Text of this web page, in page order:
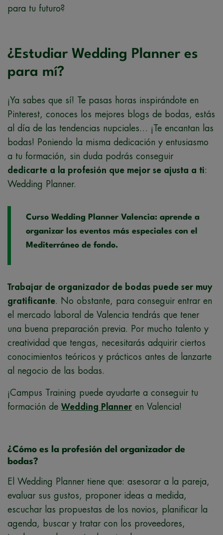
para tu futuro?
¿Estudiar Wedding Planner es
para mí?
¡Ya sabes que sí! Te pasas horas inspirándote en
Pinterest, conoces los mejores blogs de bodas, estás
al día de las tendencias nupciales… ¡Te encantan las
bodas! Poniendo la misma dedicación y entusiasmo
a tu formación, sin duda podrás conseguir
dedicarte a la profesión que mejor se ajusta a ti:
Wedding Planner.
Curso Wedding Planner Valencia: aprende a
organizar los eventos más especiales con el
Mediterráneo de fondo.
Trabajar de organizador de bodas puede ser muy
gratificante. No obstante, para conseguir entrar en
el mercado laboral de Valencia tendrás que tener
una buena preparación previa. Por mucho talento y
creatividad que tengas, necesitarás adquirir ciertos
conocimientos teóricos y prácticos antes de lanzarte
al negocio de las bodas.
¡Campus Training puede ayudarte a conseguir tu
formación de Wedding Planner en Valencia!
¿Cómo es la profesión del organizador de
bodas?
El Wedding Planner tiene que: asesorar a la pareja,
evaluar sus gustos, proponer ideas a medida,
escuchar las propuestas de los novios, planificar la
agenda, buscar y tratar con los proveedores,